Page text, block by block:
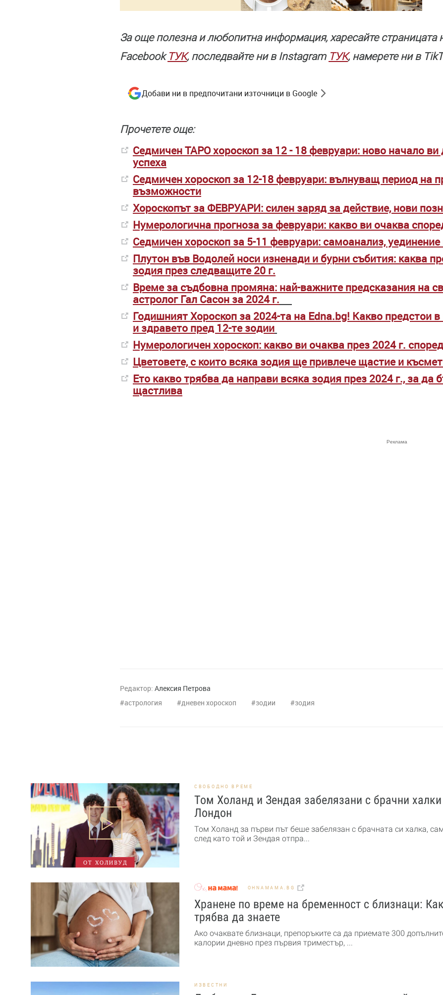
За още полезнa и любопитна информация, харесайте страницата
Facebook ТУК, последвайте ни в Instagram ТУК, намерете ни в
Добави ни в предпочитани източници в Google
Прочетете още:
Седмичен ТАРО хороскоп за 12 - 18 февруари: ново начало
успеха
Седмичен хороскоп за 12-18 февруари: вълнуващ период на
възможности
Хороскопът за ФЕВРУАРИ: силен заряд за действие, нови
Нумерологична прогноза за февруари: какво ви очаква
Седмичен хороскоп за 5-11 февруари: самоанализ, уединение
Плутон във Водолей носи изненади и бурни събития: каква
зодия през следващите 20 г.
Време за съдбовна промяна: най-важните предсказания на
астролог Гал Сасон за 2024 г.
Годишният Хороскоп за 2024-та на Edna.bg! Какво предстои
и здравето пред 12-те зодии
Нумерологичен хороскоп: какво ви очаква през 2024 г.
Цветовете, с които всяка зодия ще привлече щастие и
Ето какво трябва да направи всяка зодия през 2024 г., за да
щастлива
Редактор: Алексия Петрова
астрология
дневен хороскоп зодии зодия
ОТ ХОЛИВУД
СВОБОДНО ВРЕМЕ
Том Холанд и Зендая забелязани с брачни
Лондон
Том Холанд за първи път беше забелязан с брачната си халка,
след като той и Зендая отпра...
OHNAMAMA.BG
Хранене по време на бременност с близнаци:
трябва да знаете
Ако очаквате близнаци, препоръките са да приемате 300
калории дневно през първия триместър, ...
ИЗВЕСТНИ